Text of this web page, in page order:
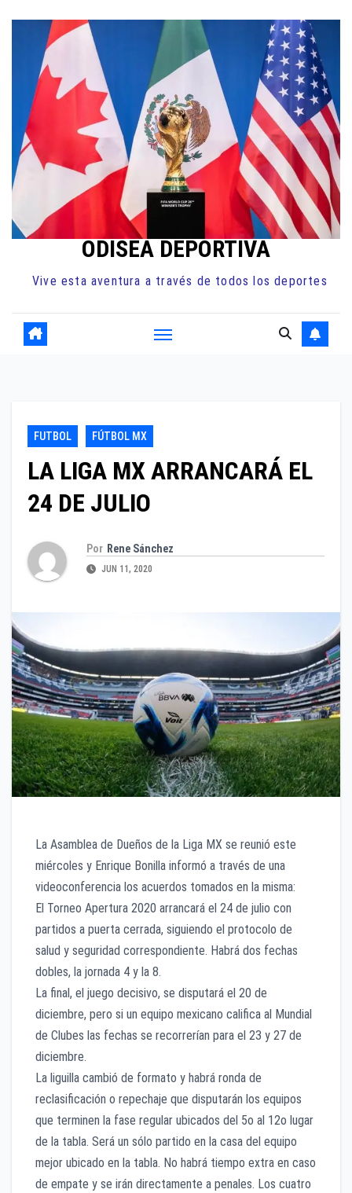
contenido
ODISEA DEPORTIVA
Vive esta aventura a través de todos los deportes
FUTBOL FÚTBOL MX
LA LIGA MX ARRANCARÁ EL
24 DE JULIO
Por Rene Sánchez
JUN 11, 2020
La Asamblea de Dueños de la Liga MX se reunió este
miércoles y Enrique Bonilla informó a través de una
videoconferencia los acuerdos tomados en la misma:
El Torneo Apertura 2020 arrancará el 24 de julio con
partidos a puerta cerrada, siguiendo el protocolo de
salud y seguridad correspondiente. Habrá dos fechas
dobles, la jornada 4 y la 8.
La final, el juego decisivo, se disputará el 20 de
diciembre, pero si un equipo mexicano califica al Mundial
de Clubes las fechas se recorrerían para el 23 y 27 de
diciembre.
La liguilla cambió de formato y habrá ronda de
reclasificación o repechaje que disputarán los equipos
que terminen la fase regular ubicados del 5o al 12o lugar
de la tabla. Será un sólo partido en la casa del equipo
mejor ubicado en la tabla. No habrá tiempo extra en caso
de empate y se irán directamente a penales. Los cuatro